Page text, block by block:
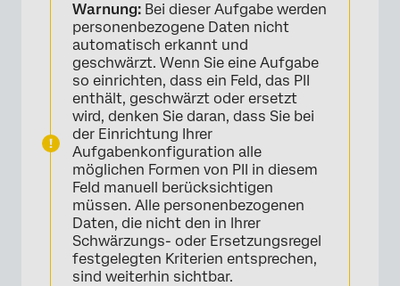
Warnung: Bei dieser Aufgabe werden
personenbezogene Daten nicht
automatisch erkannt und
geschwärzt. Wenn Sie eine Aufgabe
so einrichten, dass ein Feld, das PII
enthält, geschwärzt oder ersetzt
wird, denken Sie daran, dass Sie bei
der Einrichtung Ihrer
Aufgabenkonfiguration alle
möglichen Formen von PII in diesem
Feld manuell berücksichtigen
müssen. Alle personenbezogenen
Daten, die nicht den in Ihrer
Schwärzungs- oder Ersetzungsregel
festgelegten Kriterien entsprechen,
sind weiterhin sichtbar.